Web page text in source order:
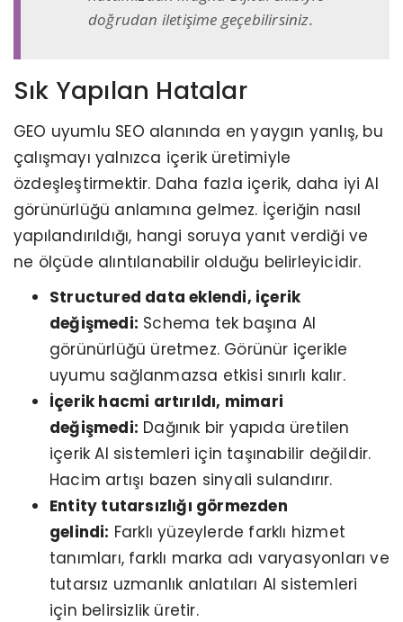
doğrudan iletişime geçebilirsiniz.
Sık Yapılan Hatalar
GEO uyumlu SEO alanında en yaygın yanlış, bu
çalışmayı yalnızca içerik üretimiyle
özdeşleştirmektir. Daha fazla içerik, daha iyi AI
görünürlüğü anlamına gelmez. İçeriğin nasıl
yapılandırıldığı, hangi soruya yanıt verdiği ve
ne ölçüde alıntılanabilir olduğu belirleyicidir.
Structured data eklendi, içerik
değişmedi: Schema tek başına AI
görünürlüğü üretmez. Görünür içerikle
uyumu sağlanmazsa etkisi sınırlı kalır.
İçerik hacmi artırıldı, mimari
değişmedi: Dağınık bir yapıda üretilen
içerik AI sistemleri için taşınabilir değildir.
Hacim artışı bazen sinyali sulandırır.
Entity tutarsızlığı görmezden
gelindi: Farklı yüzeylerde farklı hizmet
tanımları, farklı marka adı varyasyonları ve
tutarsız uzmanlık anlatıları AI sistemleri
için belirsizlik üretir.